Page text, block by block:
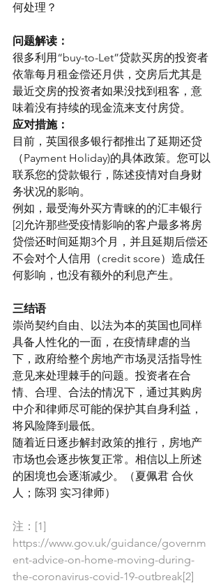
何处理？
问题解读：
很多利用“buy-to-Let”贷款买房的投资者
依靠每月租金偿还月供，交房后尤其是
最近交房的投资者如果没找到租客，意
味着没有持续的现金流来支付房贷。
应对措施：
目前，英国很多银行都推出了延期还贷
（Payment Holiday)的具体政策。您可以
联系您的贷款银行，陈述疫情对自身财
务状况的影响。
例如，最受海外买方青睐的的汇丰银行
[2]允许那些受疫情影响的客户最多将房
贷偿还时间延期3个月，并且延期后偿还
不会对个人信用（credit score）造成任
何影响，也没有额外的利息产生。
三结语
崇尚契约自由、以法为本的英国也同样
具备人性化的一面，在疫情肆虐的当
下，政府给整个房地产市场灵活指导性
意见来处理棘手的问题。投资者在合
情、合理、合法的情况下，通过其购房
中介和律师尽可能的保护其自身利益，
将风险降到最低。
随着近日逐步解封政策的推行，房地产
市场也会逐步恢复正常。相信以上所述
的困境也会逐渐减少。（夏佩君 合伙
人；陈羽 实习律师）
注：[1]
https://www.gov.uk/guidance/governm
ent-advice-on-home-moving-during-
the-coronavirus-covid-19-outbreak[2]